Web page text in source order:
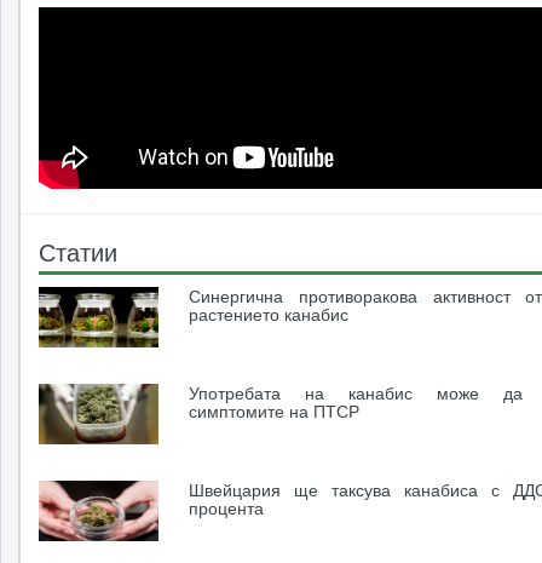
Статии
Синергична противоракова активност
растението канабис
Употребата на канабис може да
симптомите на ПТСР
Швейцария ще таксува канабиса с
процента